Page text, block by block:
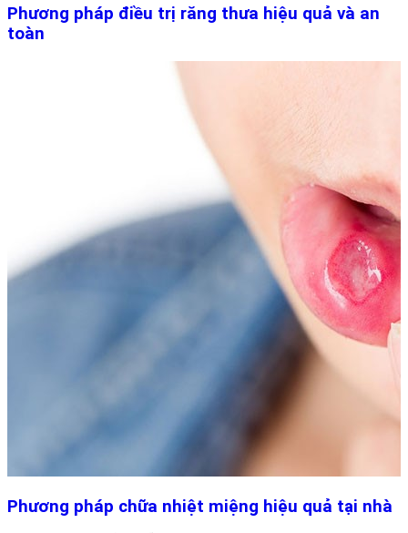
Phương pháp điều trị răng thưa hiệu quả và an
toàn
Phương pháp chữa nhiệt miệng hiệu quả tại nhà